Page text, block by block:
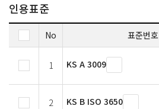
인용표준
No 표준번호
1 KS A 3009
2 KS B ISO 3650